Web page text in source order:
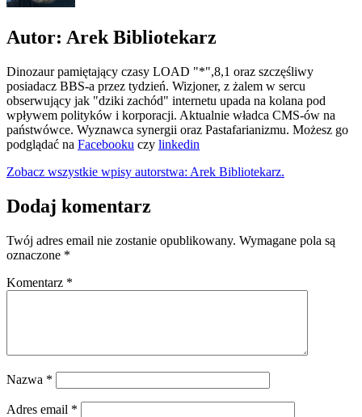
Autor: Arek Bibliotekarz
Dinozaur pamiętający czasy LOAD "*",8,1 oraz szczęśliwy
posiadacz BBS-a przez tydzień. Wizjoner, z żalem w sercu
obserwujący jak "dziki zachód" internetu upada na kolana pod
wpływem polityków i korporacji. Aktualnie władca CMS-ów na
państwówce. Wyznawca synergii oraz Pastafarianizmu. Możesz go
podglądać na Facebooku czy linkedin
Zobacz wszystkie wpisy autorstwa: Arek Bibliotekarz.
Dodaj komentarz
Twój adres email nie zostanie opublikowany. Wymagane pola są
oznaczone *
Komentarz *
Nazwa *
Adres email *